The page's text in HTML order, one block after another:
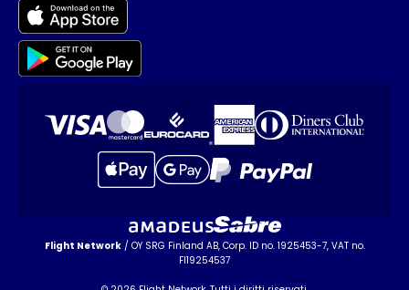
Flight Network/ OY SRG Finland AB, Corp. ID no. 1925453-7, VAT no.
FI19254537